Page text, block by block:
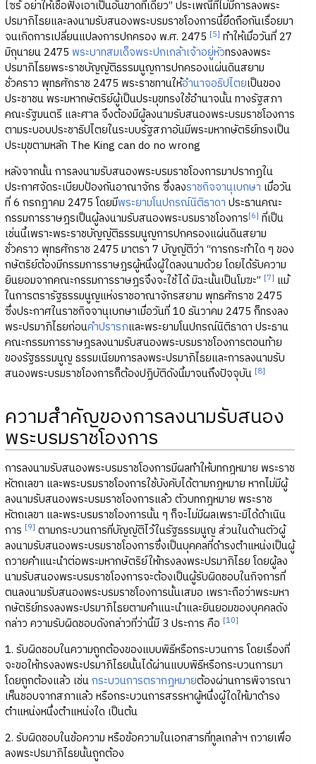
ไซร้ อย่าให้เชื่อฟังเอาเป็นอันขาดทีเดียว” ประเพณีที่ไม่มีการลงพระ
ปรมาภิไธยและลงนามรับสนองพระบรมราชโองการนี้ยึดถือกันเรื่อยมา
จนเกิดการเปลี่ยนแปลงการปกครอง พ.ศ. 2475 [5] ทำให้เมื่อวันที่ 27
มิถุนายน 2475 พระบาทสมเด็จพระปกเกล้าเจ้าอยู่หัวทรงลงพระ
ปรมาภิไธยพระราชบัญญัติธรรมนูญการปกครองแผ่นดินสยาม
ชั่วคราว พุทธศักราช 2475 พระราชทานให้อำนาจอธิปไตยเป็นของ
ประชาชน พระมหากษัตริย์ผู้เป็นประมุขทรงใช้อำนาจนั้น ทางรัฐสภา
คณะรัฐมนตรี และศาล จึงต้องมีผู้ลงนามรับสนองพระบรมราชโองการ
ตามระบอบประชาธิปไตยในระบบรัฐสภาอันมีพระมหากษัตริย์ทรงเป็น
ประมุขตามหลัก The King can do no wrong
หลังจากนั้น การลงนามรับสนองพระบรมราชโองการมาปรากฏใน
ประกาศจัดระเบียบป้องกันอาณาจักร ซึ่งลงราชกิจจานุเบกษา เมื่อวัน
ที่ 6 กรกฎาคม 2475 โดยมีพระยามโนปกรณ์นิติธาดา ประธานคณะ
กรรมการราษฎรเป็นผู้ลงนามรับสนองพระบรมราชโองการ[6] ที่เป็น
เช่นนี้เพราะพระราชบัญญัติธรรมนูญการปกครองแผ่นดินสยาม
ชั่วคราว พุทธศักราช 2475 มาตรา 7 บัญญัติว่า “การกระทำใด ๆ ของ
กษัตริย์ต้องมีกรรมการราษฎรผู้หนึ่งผู้ใดลงนามด้วย โดยได้รับความ
ยินยอมจากคณะกรรมการราษฎรจึงจะใช้ได้ มิฉะนั้นเป็นโมฆะ” [7] แม้
ในการตรารัฐธรรมนูญแห่งราชอาณาจักรสยาม พุทธศักราช 2475
ซึ่งประกาศในราชกิจจานุเบกษาเมื่อวันที่ 10 ธันวาคม 2475 ก็ทรงลง
พระปรมาภิไธยก่อนคำปรารภและพระยามโนปกรณ์นิติธาดา ประธาน
คณะกรรมการราษฎรลงนามรับสนองพระบรมราชโองการตอนท้าย
ของรัฐธรรมนูญ ธรรมเนียมการลงพระปรมาภิไธยและการลงนามรับ
สนองพระบรมราชโองการก็ต้องปฏิบัติดังนี้มาจนถึงปัจจุบัน [8]
ความสำคัญของการลงนามรับสนอง
พระบรมราชโองการ
การลงนามรับสนองพระบรมราชโองการมีผลทำให้บทกฎหมาย พระราช
หัตถเลขา และพระบรมราชโองการใช้บังคับได้ตามกฎหมาย หากไม่มีผู้
ลงนามรับสนองพระบรมราชโองการแล้ว ตัวบทกฎหมาย พระราช
หัตถเลขา และพระบรมราชโองการนั้น ๆ ก็จะไม่มีผลเพราะมิได้ดำเนิน
การ [9] ตามกระบวนการที่บัญญัติไว้ในรัฐธรรมนูญ ส่วนในด้านตัวผู้
ลงนามรับสนองพระบรมราชโองการซึ่งเป็นบุคคลที่ดำรงตำแหน่งเป็นผู้
ถวายคำแนะนำต่อพระมหากษัตริย์ให้ทรงลงพระปรมาภิไธย โดยผู้ลง
นามรับสนองพระบรมราชโองการจะต้องเป็นผู้รับผิดชอบในกิจการที่
ตนลงนามรับสนองพระบรมราชโองการนั้นเสมอ เพราะถือว่าพระมหา
กษัตริย์ทรงลงพระปรมาภิไธยตามคำแนะนำและยินยอมของบุคคลดัง
กล่าว ความรับผิดชอบดังกล่าวที่ว่านี้มี 3 ประการ คือ [10]
1. รับผิดชอบในความถูกต้องของแบบพิธีหรือกระบวนการ โดยเรื่องที่
จะขอให้ทรงลงพระปรมาภิไธยนั้นได้ผ่านแบบพิธีหรือกระบวนการมา
โดยถูกต้องแล้ว เช่นกระบวนการตรากฎหมายต้องผ่านการพิจารณา
เห็นชอบจากสภาแล้ว หรือกระบวนการสรรหาผู้หนึ่งผู้ใดให้มาดำรง
ตำแหน่งหนึ่งตำแหน่งใด เป็นต้น
2. รับผิดชอบในข้อความ หรือข้อความในเอกสารที่ทูลเกล้าฯ ถวายเพื่อ
ลงพระปรมาภิไธยนั้นถูกต้อง